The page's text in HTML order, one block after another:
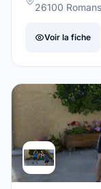
26100
Voir la fiche